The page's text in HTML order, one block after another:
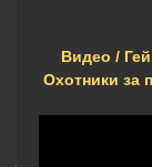
Видео /
Охотники за